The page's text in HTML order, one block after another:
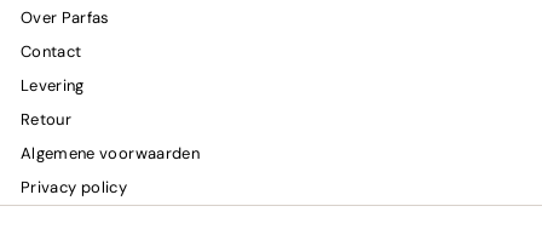
Over Parfas
Contact
Levering
Retour
Algemene voorwaarden
Privacy policy